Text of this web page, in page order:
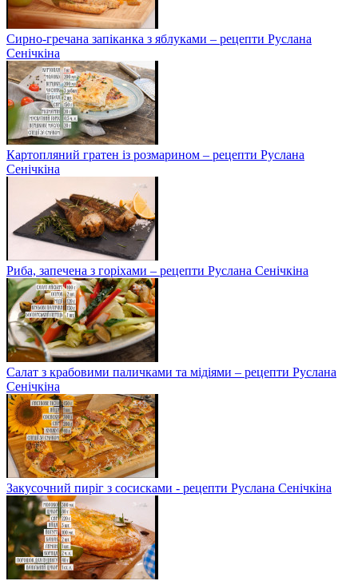
Сирно-гречана запіканка з яблуками – рецепти Руслана
Сенічкіна
Картопляний гратен із розмарином – рецепти Руслана
Сенічкіна
Риба, запечена з горіхами – рецепти Руслана Сенічкіна
Салат з крабовими паличками та мідіями – рецепти Руслана
Сенічкіна
Закусочний пиріг з сосисками - рецепти Руслана Сенічкіна